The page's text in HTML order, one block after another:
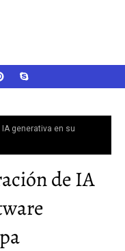
generativa en su
de IA